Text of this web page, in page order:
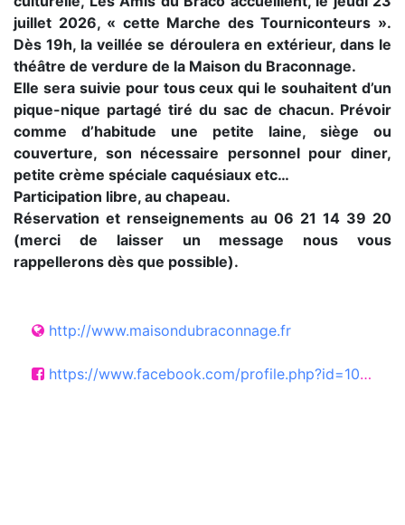
juillet 2026, « cette Marche des Tourniconteurs ».
Dès 19h, la veillée se déroulera en extérieur, dans le
théâtre de verdure de la Maison du Braconnage.
Elle sera suivie pour tous ceux qui le souhaitent d’un
pique-nique partagé tiré du sac de chacun. Prévoir
comme d’habitude une petite laine, siège ou
couverture, son nécessaire personnel pour diner,
petite crème spéciale caquésiaux etc…
Participation libre, au chapeau.
Réservation et renseignements au 06 21 14 39 20
(merci de laisser un message nous vous
rappellerons dès que possible).
http://www.maisondubraconnage.fr
https://www.facebook.com/profile.php?id=100057390672506